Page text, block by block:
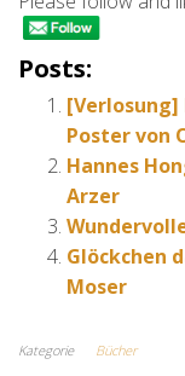
Posts:
Poster von
Hannes
Arzer
Glöckchen
Moser
Kategorie Bücher